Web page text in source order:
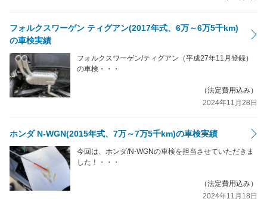
フォルクスワーゲン ティグアン(2017年式、6万～6万5千km)
の車検実績
フォルクスワーゲン/ティグアン（平成27年11月登録）
の車検・・・
（法定費用込み）
2024年11月28日
ホンダ N-WGN(2015年式、7万～7万5千km)の車検実績
今回は、ホンダ/N-WGNの車検を担当させていただきま
した！・・・
（法定費用込み）
2024年11月18日